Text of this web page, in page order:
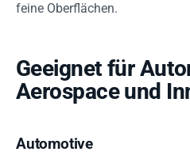
feine Oberflächen.
Geeignet für
Aerospace und
Automotive